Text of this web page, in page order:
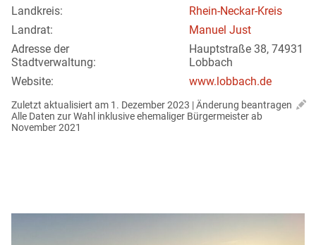
Landkreis:
Rhein-Neckar-Kreis
Landrat:
Manuel Just
Adresse der
Stadtverwaltung:
Hauptstraße 38, 74931
Lobbach
Website:
www.lobbach.de
Zuletzt aktualisiert am 1. Dezember 2023 | Änderung beantragen
Alle Daten zur Wahl inklusive ehemaliger Bürgermeister ab
November 2021